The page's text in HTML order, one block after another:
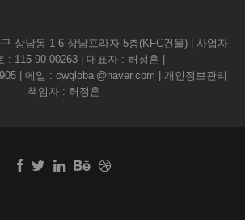
상남동 1-6 상남프라자 5층(KFC건물) | 사업자
: 115-90-00263 | 대표자 : 허정훈 |
| 메일 : cwglobal@naver.com | 개인정보관리
책임자 : 허정훈